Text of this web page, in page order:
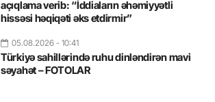
açıqlama verib: “İddiaların əhəmiyyətli
hissəsi həqiqəti əks etdirmir”
05.08.2026 - 10:41
Türkiyə sahillərində ruhu dinləndirən mavi
səyahət – FOTOLAR